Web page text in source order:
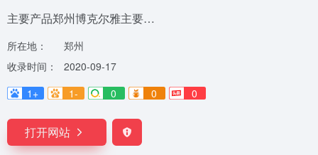
主要产品郑州博克尔雅主要…
所在地：
郑州
收录时间：
2020-09-17
1+
1- 0 0 0
打开网站